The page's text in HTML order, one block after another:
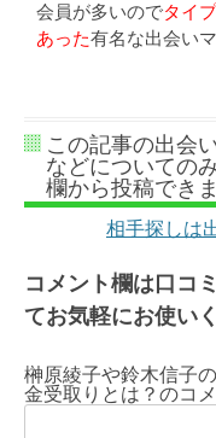
会員が多いのでタイ
あった有名な出会い
この記事の出会
などについての
欄から投稿できま
相手探しは
コメント欄は口コ
てお気軽にお使い
榊原綾子や鈴木信子
金受取りとは？のコ